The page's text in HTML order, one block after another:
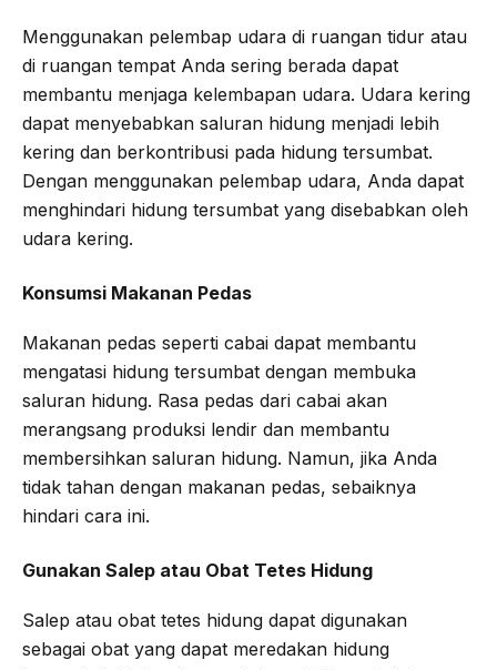
Menggunakan pelembap udara di ruangan tidur atau
di ruangan tempat Anda sering berada dapat
membantu menjaga kelembapan udara. Udara kering
dapat menyebabkan saluran hidung menjadi lebih
kering dan berkontribusi pada hidung tersumbat.
Dengan menggunakan pelembap udara, Anda dapat
menghindari hidung tersumbat yang disebabkan oleh
udara kering.
Konsumsi Makanan Pedas
Makanan pedas seperti cabai dapat membantu
mengatasi hidung tersumbat dengan membuka
saluran hidung. Rasa pedas dari cabai akan
merangsang produksi lendir dan membantu
membersihkan saluran hidung. Namun, jika Anda
tidak tahan dengan makanan pedas, sebaiknya
hindari cara ini.
Gunakan Salep atau Obat Tetes Hidung
Salep atau obat tetes hidung dapat digunakan
sebagai obat yang dapat meredakan hidung